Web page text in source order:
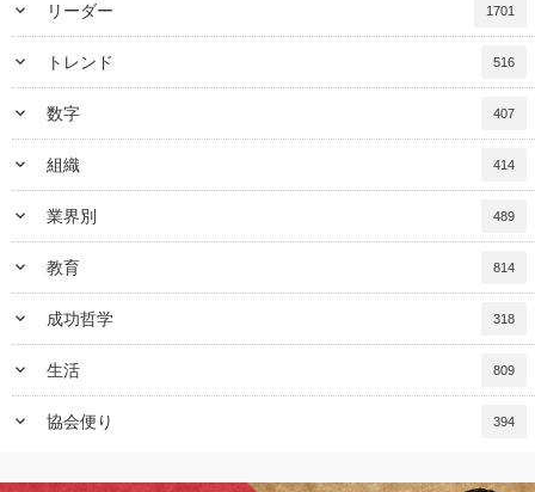
keyboard_arrow_down リーダー 1701
keyboard_arrow_down トレンド 516
keyboard_arrow_down 数字 407
keyboard_arrow_down 組織 414
keyboard_arrow_down 業界別 489
keyboard_arrow_down 教育 814
keyboard_arrow_down 成功哲学 318
keyboard_arrow_down 生活 809
keyboard_arrow_down 協会便り 394